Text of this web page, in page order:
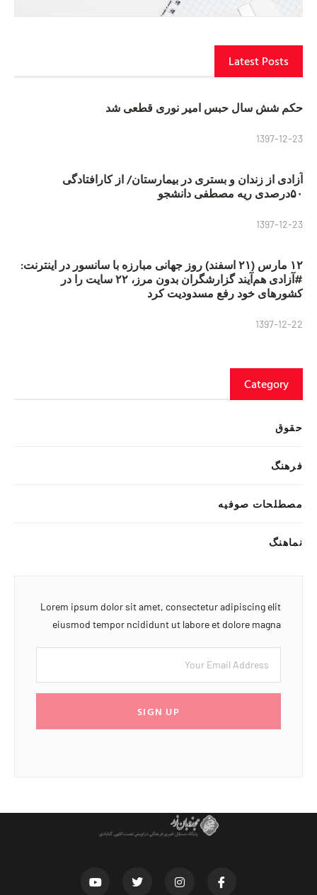
Latest Posts
حکم شش سال حبس امیر نوری قطعی شد
1397-12-23
آزادی از زندان و بستری در بیمارستان/ از کارافتادگی
۵۰درصدی ریه مصطفی دانشجو
1397-12-23
۱۲ مارس (۲۱ اسفند) روز جهانی مبارزه با سانسور در اینترنت:
#آزادی هم‌آیند گزارشگران‌ بدون مرز، ۲۲ سایت را در
کشورهای خود رفع مسدودیت کرد
1397-12-22
Category
حقوق
فرهنگ
مصطلحات صوفیه
نماهنگ
Lorem ipsum dolor sit amet, consectetur adipiscing elit
eiusmod tempor ncididunt ut labore et dolore magna
SIGN UP